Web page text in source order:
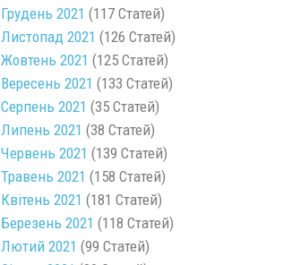
Грудень 2021 (117 Статей)
Листопад 2021 (126 Статей)
Жовтень 2021 (125 Статей)
Вересень 2021 (133 Статей)
Серпень 2021 (35 Статей)
Липень 2021 (38 Статей)
Червень 2021 (139 Статей)
Травень 2021 (158 Статей)
Квітень 2021 (181 Статей)
Березень 2021 (118 Статей)
Лютий 2021 (99 Статей)